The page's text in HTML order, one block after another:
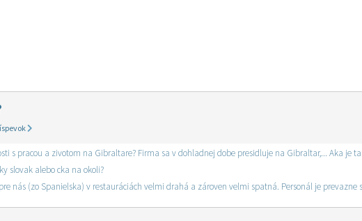
s pracou a zivotom na Gibraltare? Firma sa v dohladnej dobe presidluje na Gibraltar,... Aka je
slovak alebo cka na okoli?
nás (zo Spanielska) v restauráciách velmi drahá a zároven velmi spatná. Personál je